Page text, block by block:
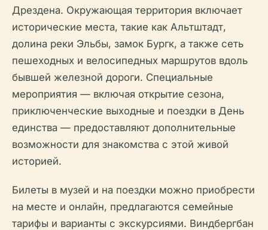
Дрездена. Окружающая территория включает
исторические места, такие как Альтштадт,
долина реки Эльбы, замок Бургк, а также сеть
пешеходных и велосипедных маршрутов вдоль
бывшей железной дороги. Специальные
мероприятия — включая открытие сезона,
приключенческие выходные и поездки в День
единства — предоставляют дополнительные
возможности для знакомства с этой живой
историей.
Билеты в музей и на поездки можно приобрести
на месте и онлайн, предлагаются семейные
тарифы и варианты с экскурсиями. Виндбергбан